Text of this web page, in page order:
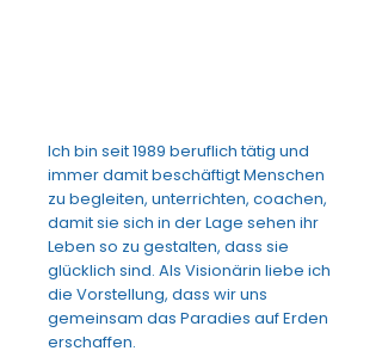
Ich bin seit 1989 beruflich tätig und
immer damit beschäftigt Menschen
zu begleiten, unterrichten, coachen,
damit sie sich in der Lage sehen ihr
Leben so zu gestalten, dass sie
glücklich sind. Als Visionärin liebe ich
die Vorstellung, dass wir uns
gemeinsam das Paradies auf Erden
erschaffen.